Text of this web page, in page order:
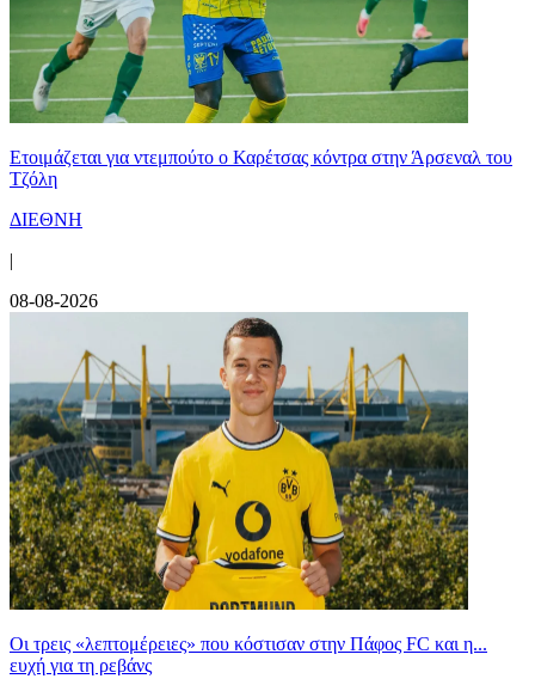
Ετοιμάζεται για ντεμπούτο ο Καρέτσας κόντρα στην Άρσεναλ του
Τζόλη
ΔΙΕΘΝΗ
|
08-08-2026
Οι τρεις «λεπτομέρειες» που κόστισαν στην Πάφος FC και η...
ευχή για τη ρεβάνς